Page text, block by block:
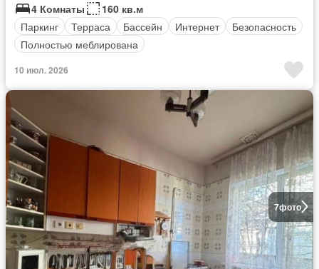
4 Комнаты
160 кв.м
Паркинг
Терраса Бассейн Интернет
Безопасность
Полностью меблирована
10 июл. 2026
7фото